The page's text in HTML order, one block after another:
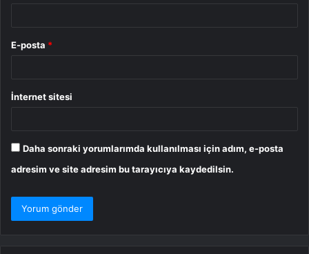
E-posta *
İnternet sitesi
Daha sonraki yorumlarımda kullanılması için adım, e-posta
adresim ve site adresim bu tarayıcıya kaydedilsin.